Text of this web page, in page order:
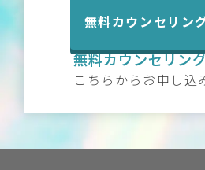
無料カウンセリン
無料カウンセリン
こちらからお申し込